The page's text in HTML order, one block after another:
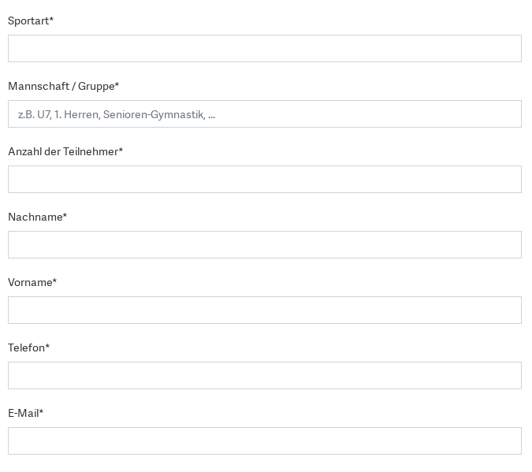
Sportart*
Mannschaft / Gruppe*
Anzahl der Teilnehmer*
Nachname*
Vorname*
Telefon*
E-Mail*